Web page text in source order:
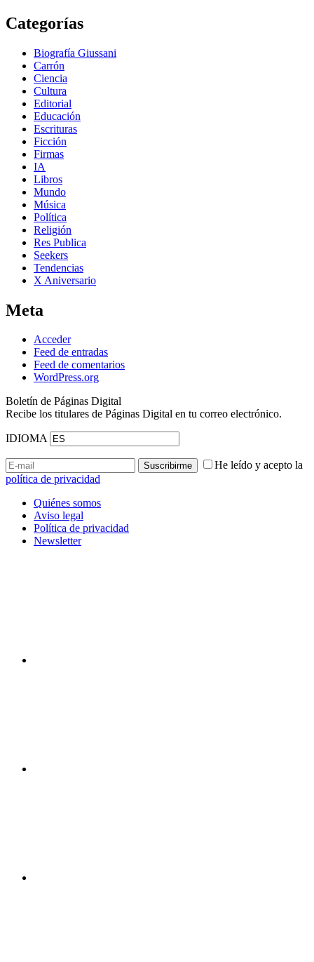
Categorías
Biografía Giussani
Carrón
Ciencia
Cultura
Editorial
Educación
Escrituras
Ficción
Firmas
IA
Libros
Mundo
Música
Política
Religión
Res Publica
Seekers
Tendencias
X Aniversario
Meta
Acceder
Feed de entradas
Feed de comentarios
WordPress.org
Boletín de Páginas Digital
Recibe los titulares de Páginas Digital en tu correo electrónico.
IDIOMA
He leído y acepto la
política de privacidad
Quiénes somos
Aviso legal
Política de privacidad
Newsletter